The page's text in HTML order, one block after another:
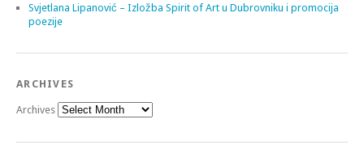
Svjetlana Lipanović – Izložba Spirit of Art u Dubrovniku i promocija
poezije
ARCHIVES
Archives